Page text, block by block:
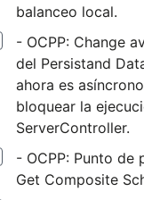
balanceo local.
- OCPP: Change
del Persistand
ahora es
bloquear la
ServerController.
- OCPP: Punto de
Get Composite